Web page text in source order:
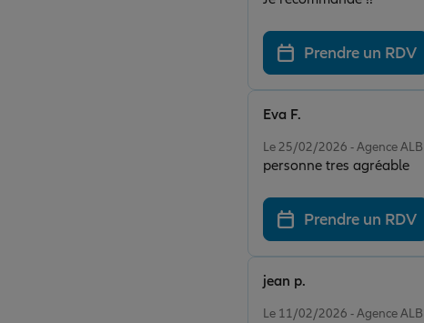
Prendre un RDV
Le 25/02/2026 - Agence
personne tres agréable
Eva F.
Prendre un RDV
Le 11/02/2026 - Agence
jean p.